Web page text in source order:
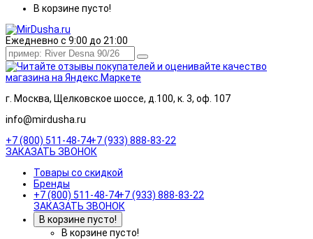
В корзине пусто!
Ежедневно с 9:00 до 21:00
г. Москва, Щелковское шоссе, д.100, к. 3, оф. 107
info@mirdusha.ru
+7 (800) 511-48-74+7 (933) 888-83-22
ЗАКАЗАТЬ ЗВОНОК
Товары со скидкой
Бренды
+7 (800) 511-48-74+7 (933) 888-83-22
ЗАКАЗАТЬ ЗВОНОК
В корзине пусто!
В корзине пусто!